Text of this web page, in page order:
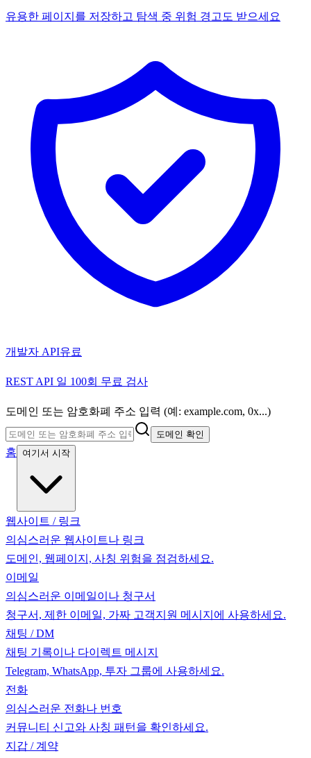
유용한 페이지를 저장하고 탐색 중 위험 경고도 받으세요
개발자 API유료
REST API 일 100회 무료 검사
도메인 또는 암호화폐 주소 입력 (예: example.com, 0x...)
도메인 확인
홈 여기서 시작
웹사이트 / 링크
의심스러운 웹사이트나 링크
도메인, 웹페이지, 사칭 위험을 점검하세요.
이메일
의심스러운 이메일이나 청구서
청구서, 제한 이메일, 가짜 고객지원 메시지에 사용하세요.
채팅 / DM
채팅 기록이나 다이렉트 메시지
Telegram, WhatsApp, 투자 그룹에 사용하세요.
전화
의심스러운 전화나 번호
커뮤니티 신고와 사칭 패턴을 확인하세요.
지갑 / 계약